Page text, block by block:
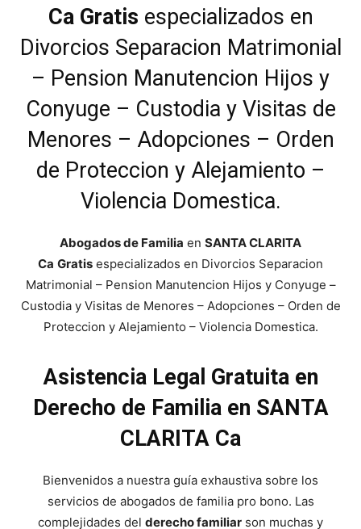
Ca Gratis especializados en
Divorcios Separacion Matrimonial
– Pension Manutencion Hijos y
Conyuge – Custodia y Visitas de
Menores – Adopciones – Orden
de Proteccion y Alejamiento –
Violencia Domestica.
Abogados de Familia en SANTA CLARITA
Ca Gratis especializados en Divorcios Separacion
Matrimonial – Pension Manutencion Hijos y Conyuge –
Custodia y Visitas de Menores – Adopciones – Orden de
Proteccion y Alejamiento – Violencia Domestica.
Asistencia Legal Gratuita en
Derecho de Familia en SANTA
CLARITA Ca
Bienvenidos a nuestra guía exhaustiva sobre los
servicios de abogados de familia pro bono. Las
complejidades del derecho familiar son muchas y